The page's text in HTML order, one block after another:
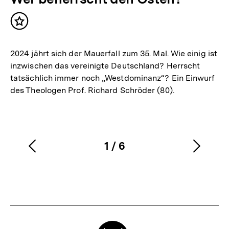
Inhalt
2024 jährt sich der Mauerfall zum 35. Mal. Wie einig ist
inzwischen das vereinigte Deutschland? Herrscht
tatsächlich immer noch „Westdominanz“? Ein Einwurf
des Theologen Prof. Richard Schröder (80).
Karussellinhalt
1
von
/ 6
Vorherigen